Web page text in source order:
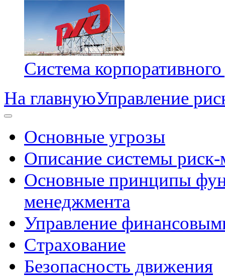
Система
На главнуюУправление
Основные угрозы
Описание системы
Основные принципы
менеджмента
Управление
Страхование
Безопасность движения